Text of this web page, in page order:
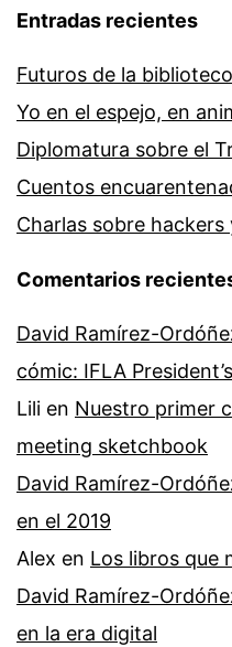
Entradas recientes
Futuros de la
Yo en el espejo, en
Diplomatura sobre el
Cuentos
Charlas sobre hackers
Comentarios
David Ramírez-
cómic: IFLA
Lili en Nuestro primer
meeting sketchbook
David Ramírez-
en el 2019
Alex en Los libros que
David Ramírez-
en la era digital